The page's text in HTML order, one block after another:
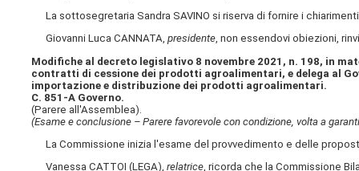
La sottosegretaria Sandra SAVINO si riserva di fornire i
Giovanni Luca CANNATA,presidente, non essendovi obiezioni,
Modifiche al decreto legislativo 8 novembre 2021, n. 198, in
contratti di cessione dei prodotti agroalimentari, e delega al
importazione e distribuzione dei prodotti agroalimentari.
C. 851-A Governo.
(Parere all'Assemblea).
(Esame e conclusione – Parere favorevole con condizione, volta a
La Commissione inizia l'esame del provvedimento e delle
Vanessa CATTOI (LEGA),relatrice , ricorda che la Commissione